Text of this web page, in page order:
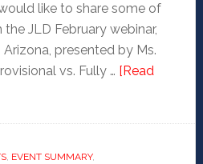
like to share some of
JLD February webinar,
presented by Ms.
vs. Fully … [Read
, EVENT SUMMARY,